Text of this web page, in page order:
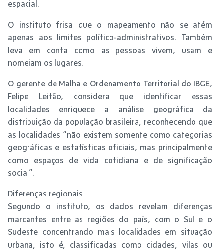
espacial.
O instituto frisa que o mapeamento não se atém
apenas aos limites político-administrativos. Também
leva em conta como as pessoas vivem, usam e
nomeiam os lugares.
O gerente de Malha e Ordenamento Territorial do IBGE,
Felipe Leitão, considera que identificar essas
localidades enriquece a análise geográfica da
distribuição da população brasileira, reconhecendo que
as localidades “não existem somente como categorias
geográficas e estatísticas oficiais, mas principalmente
como espaços de vida cotidiana e de significação
social”.
Diferenças regionais
Segundo o instituto, os dados revelam diferenças
marcantes entre as regiões do país, com o Sul e o
Sudeste concentrando mais localidades em situação
urbana, isto é, classificadas como cidades, vilas ou